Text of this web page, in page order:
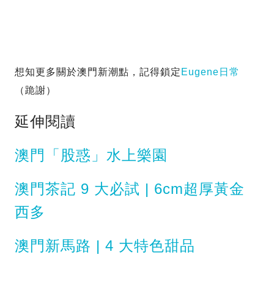
想知更多關於澳門新潮點，記得鎖定 Eugene日常
（跪謝）
延伸閱讀
澳門「股惑」水上樂園
澳門茶記 9 大必試 | 6cm超厚黃金
西多
澳門新馬路 | 4 大特色甜品